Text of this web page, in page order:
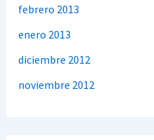
febrero 2013
enero 2013
diciembre 2012
noviembre 2012